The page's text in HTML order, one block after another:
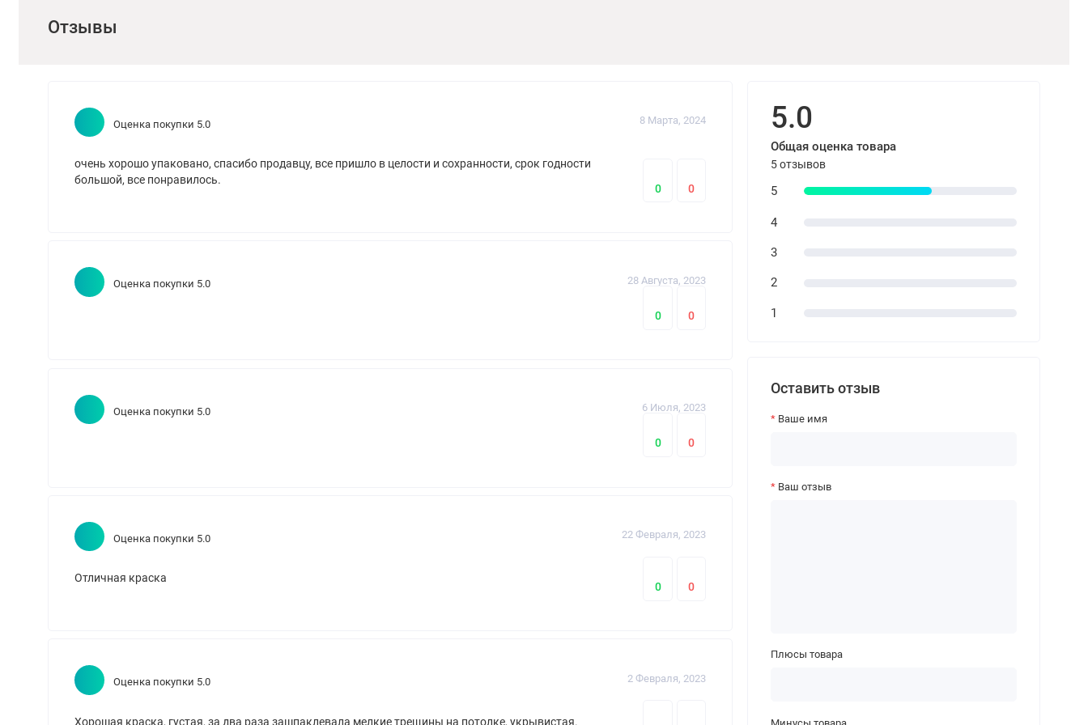
в зависимости от приложенного усилия, на месте воздействия на покрытие может появиться незначительное изменение
Отзывы
Оценка покупки 5.0 8 Марта, 2024
очень хорошо упаковано, спасибо продавцу, все пришло в целости и сохранности, срок годности
большой, все понравилось.
0 0
Оценка покупки 5.0 28 Августа, 2023
0 0
Оценка покупки 5.0 6 Июля, 2023
0 0
Оценка покупки 5.0 22 Февраля, 2023
Отличная краска
0 0
Оценка покупки 5.0 2 Февраля, 2023
Хорошая краска, густая, за два раза зашпаклевала мелкие трещины на потолке, укрывистая.
5.0
Общая оценка товара
5 отзывов
5
4
3
2
1
Оставить отзыв
Ваше имя
Ваш отзыв
Плюсы товара
Минусы товара